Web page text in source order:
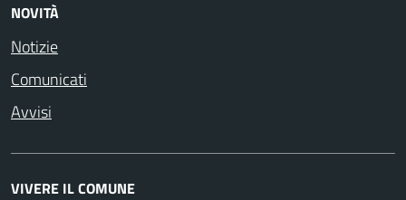
NOVITÀ
Notizie
Comunicati
Avvisi
VIVERE IL COMUNE